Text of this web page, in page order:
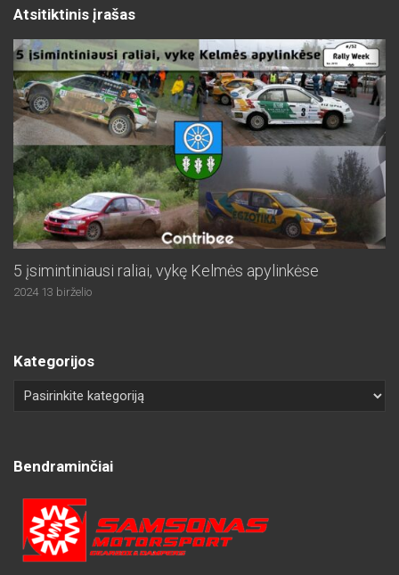
Atsitiktinis įrašas
5 įsimintiniausi raliai, vykę Kelmės apylinkėse
2024 13 birželio
Kategorijos
Bendraminčiai